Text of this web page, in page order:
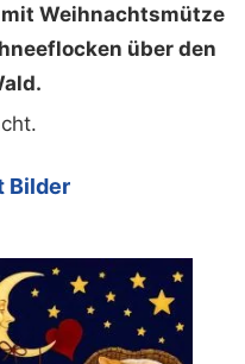
Weihnachtsmütze
über den
Bilder